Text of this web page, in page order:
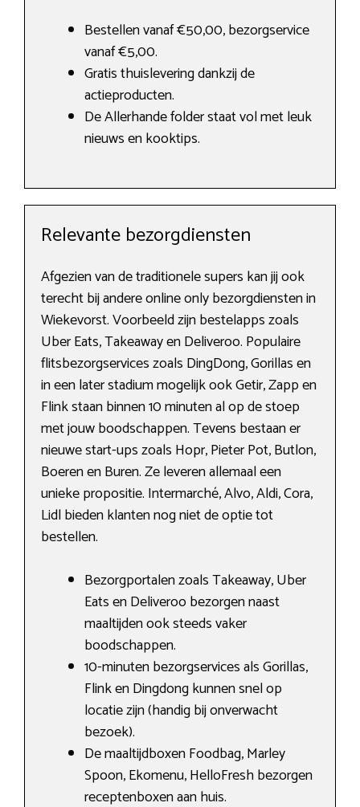
Bestellen vanaf €50,00, bezorgservice
vanaf €5,00.
Gratis thuislevering dankzij de
actieproducten.
De Allerhande folder staat vol met leuk
nieuws en kooktips.
Relevante bezorgdiensten
Afgezien van de traditionele supers kan jij ook
terecht bij andere online only bezorgdiensten in
Wiekevorst. Voorbeeld zijn bestelapps zoals
Uber Eats, Takeaway en Deliveroo. Populaire
flitsbezorgservices zoals DingDong, Gorillas en
in een later stadium mogelijk ook Getir, Zapp en
Flink staan binnen 10 minuten al op de stoep
met jouw boodschappen. Tevens bestaan er
nieuwe start-ups zoals Hopr, Pieter Pot, Butlon,
Boeren en Buren. Ze leveren allemaal een
unieke propositie. Intermarché, Alvo, Aldi, Cora,
Lidl bieden klanten nog niet de optie tot
bestellen.
Bezorgportalen zoals Takeaway, Uber
Eats en Deliveroo bezorgen naast
maaltijden ook steeds vaker
boodschappen.
10-minuten bezorgservices als Gorillas,
Flink en Dingdong kunnen snel op
locatie zijn (handig bij onverwacht
bezoek).
De maaltijdboxen Foodbag, Marley
Spoon, Ekomenu, HelloFresh bezorgen
receptenboxen aan huis.